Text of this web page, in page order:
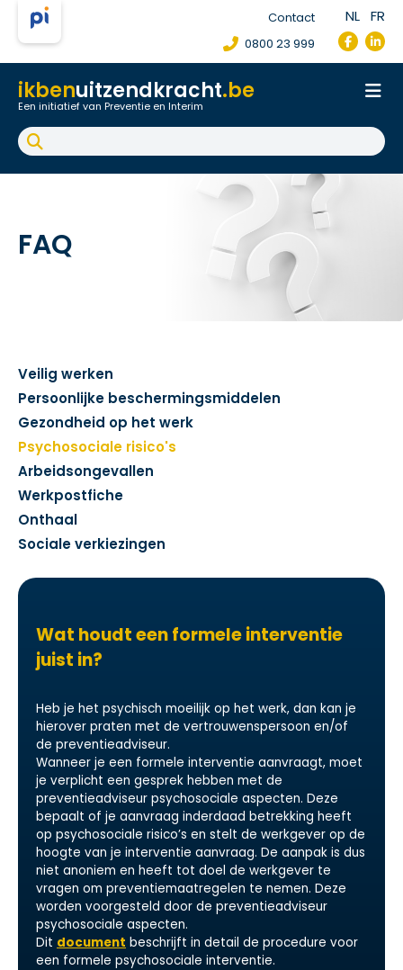
Contact
0800 23 999
NL FR
ikbenuitzendkracht.be
Een initiatief van Preventie en Interim
Onthaal
Werkpostfiche
Arbeidsongeval
FAQ
Veilig werken
Persoonlijke beschermingsmiddelen
Gezondheid op het werk
Psychosociale risico's
Arbeidsongevallen
Werkpostfiche
Onthaal
Sociale verkiezingen
Wat houdt een formele interventie
juist in?
Heb je het psychisch moeilijk op het werk, dan kan je
hierover praten met de vertrouwenspersoon en/of
de preventieadviseur.
Wanneer je een formele interventie aanvraagt, moet
je verplicht een gesprek hebben met de
preventieadviseur psychosociale aspecten. Deze
bepaalt of je aanvraag inderdaad betrekking heeft
op psychosociale risico’s en stelt de werkgever op de
hoogte van je interventie aanvraag. De aanpak is dus
niet anoniem en heeft tot doel de werkgever te
vragen om preventiemaatregelen te nemen. Deze
worden voorgesteld door de preventieadviseur
psychosociale aspecten.
Dit document beschrijft in detail de procedure voor
een formele psychosociale interventie.